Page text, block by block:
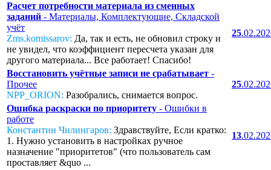
Расчет потребности материала из сменных
заданий - Материалы, Комплектующие, Складской
учёт
Zms.komissarov: Да, так и есть, не обновил строку и
не увидел, что коэффициент пересчета указан для
другого материала... Все работает! Спасибо!
25
Восстановить учётные записи не срабатывает -
Прочее
NPP_ORION: Разобрались, снимается вопрос.
25
Ошибка раскраски по приоритету - Ошибки в
работе
Константин Чилингаров: Здравствуйте, Если кратко:
1. Нужно установить в настройках ручное
назначение "приоритетов" (что пользователь сам
проставляет &quo ...
13